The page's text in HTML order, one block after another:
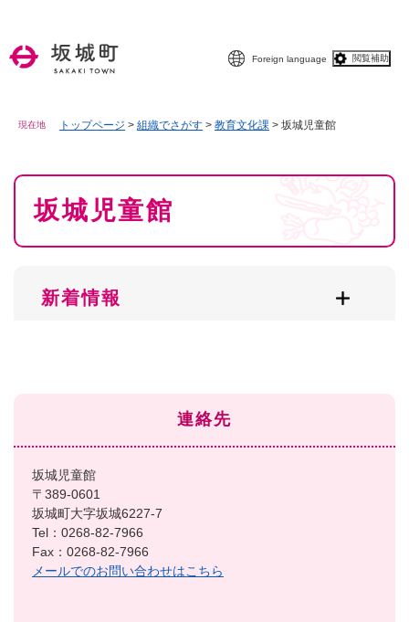
Foreign language 閲覧補助
現在地 トップページ > 組織でさがす > 教育文化課 > 坂城児童館
本
坂城児童館
新着情報
連絡先
坂城児童館
〒389-0601
坂城町大字坂城6227-7
Tel：0268-82-7966
Fax：0268-82-7966
メールでのお問い合わせはこちら